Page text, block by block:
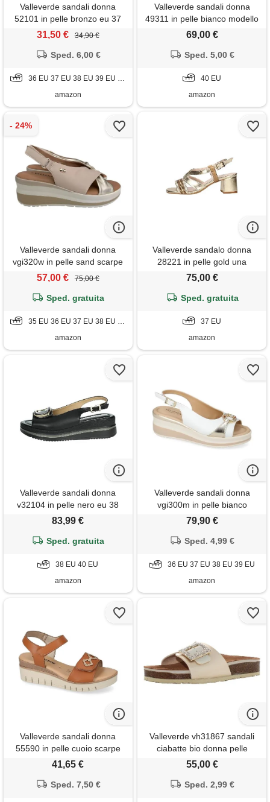
Valleverde sandali donna
52101 in pelle bronzo eu 37
31,50 € 34,90 €
Sped. 6,00 €
36 EU 37 EU 38 EU 39 EU 41 EU
amazon
Valleverde sandali donna
49311 in pelle bianco modello
casual. Una calzatura comoda
adatta per tutte le occasioni.
Primavera-estate 2023. Eu 40
69,00 €
Sped. 5,00 €
40 EU
amazon
Valleverde sandali donna
vgi320w in pelle sand scarpe
casual comode, leggere e
estate. Eu 38
57,00 € 75,00 €
Sped. gratuita
35 EU 36 EU 37 EU 38 EU 39 EU 40 EU
amazon
Valleverde sandalo donna
28221 in pelle gold una
calzatura adatta per tutte le
2022 eu 37
75,00 €
Sped. gratuita
37 EU
amazon
Valleverde sandali donna
v32104 in pelle nero eu 38
83,99 €
Sped. gratuita
38 EU 40 EU
amazon
Valleverde sandali donna
vgi300m in pelle bianco
scarpe casual comode,
primavera estate. Eu 36
79,90 €
Sped. 4,99 €
36 EU 37 EU 38 EU 39 EU
amazon
Valleverde sandali donna
55590 in pelle cuoio scarpe
casual comode, leggere e
flessibili, ideali per primavera
estate. Eu 40
41,65 €
Sped. 7,50 €
Valleverde vh31867 sandali
ciabatte bio donna pelle
sintetica platino suola gomma
55,00 €
Sped. 2,99 €